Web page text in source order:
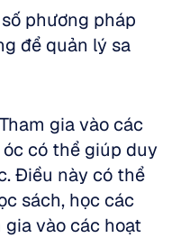
phương pháp
để quản lý sa
Tham gia vào các
có thể giúp duy
Điều này có thể
sách, học các
vào các hoạt